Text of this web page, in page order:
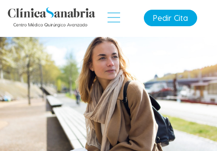
Pedir Cita